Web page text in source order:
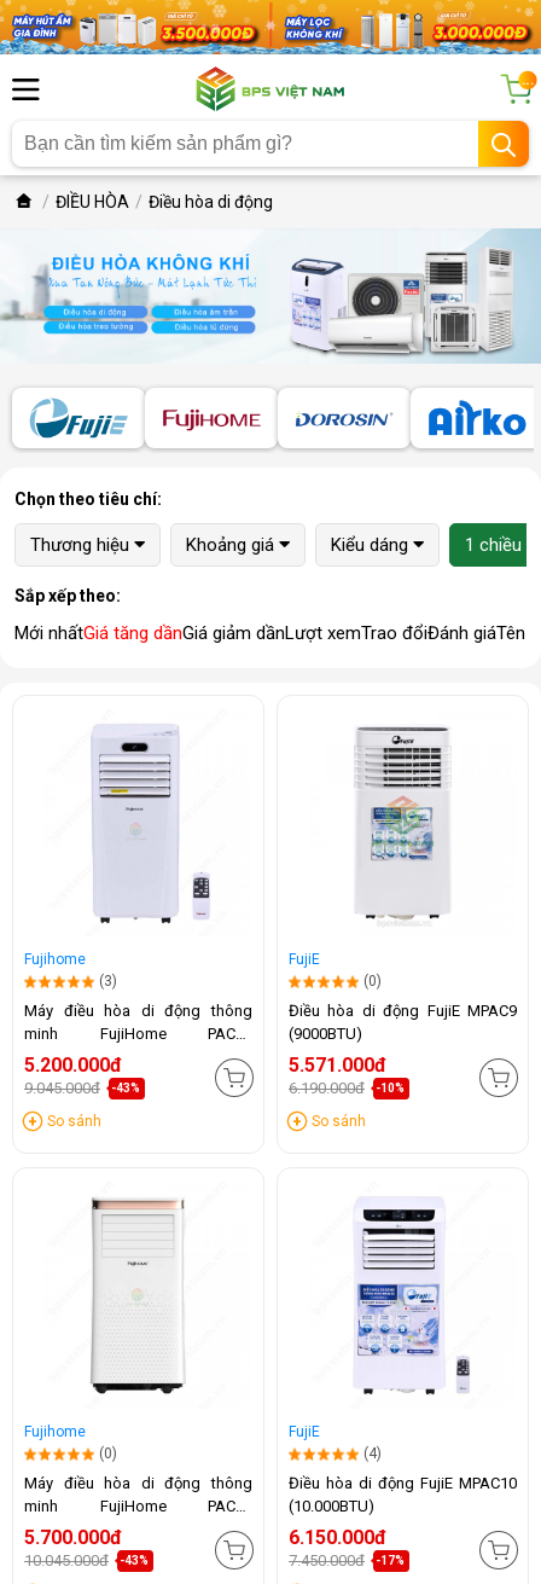
...
ĐIỀU HÒA Điều hòa di động
Chọn theo tiêu chí:
Thương hiệu Khoảng giá Kiểu dáng 1 chiều
Sắp xếp theo:
Mới nhấtGiá tăng dầnGiá giảm dầnLượt xemTrao đổiĐánh giáTên
Fujihome
(3)
Máy điều hòa di động thông
minh FujiHome PAC09
(9000BTU)
5.200.000đ
9.045.000đ -43%
So sánh
FujiE
(0)
Điều hòa di động FujiE MPAC9
(9000BTU)
5.571.000đ
6.190.000đ -10%
So sánh
Fujihome
(0)
Máy điều hòa di động thông
minh FujiHome PAC10
(10.000BTU)
5.700.000đ
10.045.000đ -43%
FujiE
(4)
Điều hòa di động FujiE MPAC10
(10.000BTU)
6.150.000đ
7.450.000đ -17%